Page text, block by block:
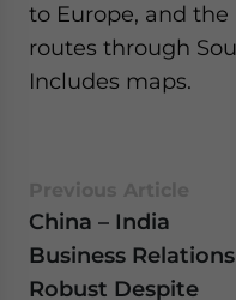
to Europe, and
routes through
Includes maps.
China – India
Business Relations
Robust Despite